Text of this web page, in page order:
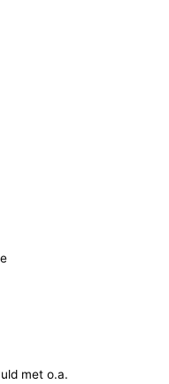
met o.a.